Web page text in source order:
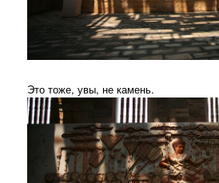
Это тоже, увы, не камень.